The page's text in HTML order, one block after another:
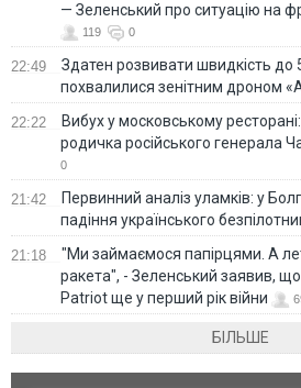
— Зеленський про ситуацію на
119 0
22:49
Здатен розвивати швидкість
похвалилися зенітним дроном
22:22
Вибух у московському
родичка російського генерала
0
21:42
Первинний аналіз уламків: у
падіння українського
21:18
"Ми займаємося папірцями. А
ракета", - Зеленський заявив, що
Patriot ще у перший рік війни
БІЛЬШЕ